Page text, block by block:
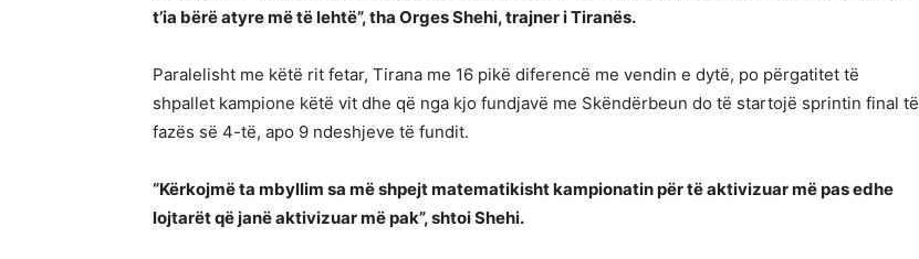
t’ia bërë atyre më të lehtë”, tha Orges Shehi, trajner i Tiranës.
Paralelisht me këtë rit fetar, Tirana me 16 pikë diferencë me vendin e dytë, po përgatitet të
shpallet kampione këtë vit dhe që nga kjo fundjavë me Skëndërbeun do të startojë sprintin final të
fazës së 4-të, apo 9 ndeshjeve të fundit.
“Kërkojmë ta mbyllim sa më shpejt matematikisht kampionatin për të aktivizuar më pas edhe
lojtarët që janë aktivizuar më pak”, shtoi Shehi.